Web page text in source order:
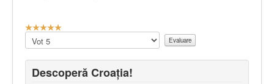
E
v
a
l
Vă
rugăm
să
evaluați
Descoperă Croația!